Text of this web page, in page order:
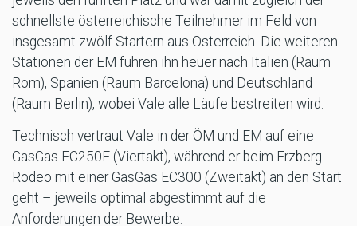
schnellste österreichische Teilnehmer im Feld von
insgesamt zwölf Startern aus Österreich. Die weiteren
Stationen der EM führen ihn heuer nach Italien (Raum
Rom), Spanien (Raum Barcelona) und Deutschland
(Raum Berlin), wobei Vale alle Läufe bestreiten wird.
Technisch vertraut Vale in der ÖM und EM auf eine
GasGas EC250F (Viertakt), während er beim Erzberg
Rodeo mit einer GasGas EC300 (Zweitakt) an den Start
geht – jeweils optimal abgestimmt auf die
Anforderungen der Bewerbe.